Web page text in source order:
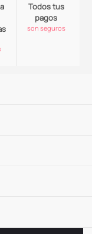
Todos tus
pagos
son seguros